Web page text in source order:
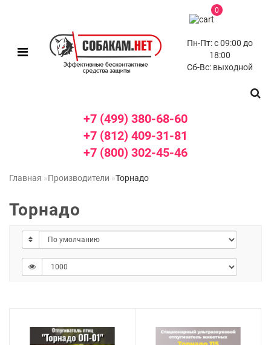
0
Пн-Пт: с 09:00 до
18:00
Сб-Вс: выходной
+7 (499) 380-68-60
+7 (812) 409-31-81
+7 (800) 302-45-46
Главная Производители Торнадо
Торнадо